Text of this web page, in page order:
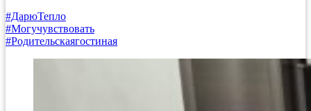
#ДарюТепло
#Могучувствовать
#Родительскаягостиная